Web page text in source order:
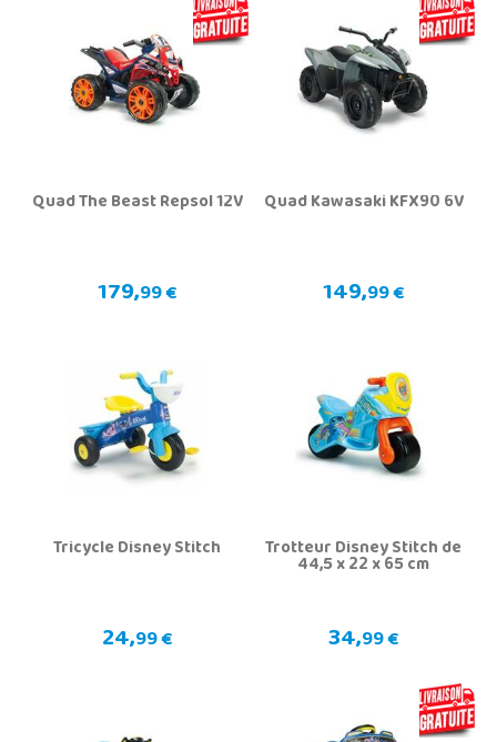
Quad The Beast Repsol 12V
179,99 €
Quad Kawasaki KFX90 6V
149,99 €
Tricycle Disney Stitch
24,99 €
Trotteur Disney Stitch de
44,5 x 22 x 65 cm
34,99 €